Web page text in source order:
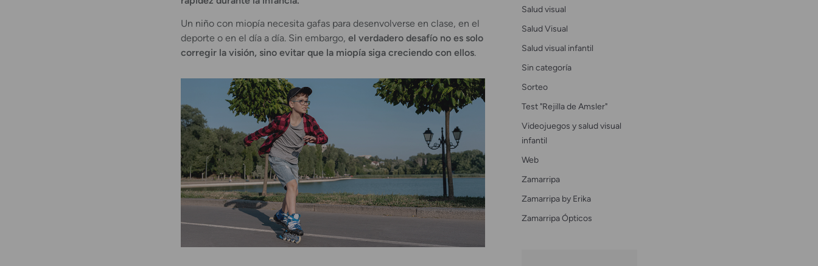
Un niño con miopía necesita gafas para desenvolverse en clase, en el
deporte o en el día a día. Sin embargo, el verdadero desafío no es solo
corregir la visión, sino evitar que la miopía siga creciendo con ellos.
Salud visual
Salud Visual
Salud visual infantil
Sin categoría
Sorteo
Test "Rejilla de Amsler"
Videojuegos y salud visual
infantil
Web
Zamarripa
Zamarripa by Erika
Zamarripa Ópticos